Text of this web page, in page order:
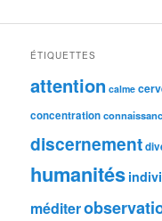
ÉTIQUETTES
attention calme
concentration
discernement
humanités
méditer